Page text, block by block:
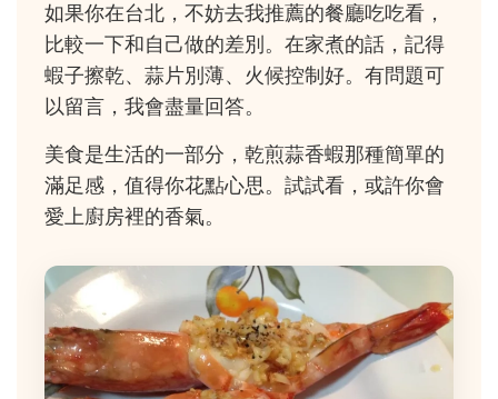
如果你在台北，不妨去我推薦的餐廳吃吃看，
比較一下和自己做的差別。在家煮的話，記得
蝦子擦乾、蒜片別薄、火候控制好。有問題可
以留言，我會盡量回答。
美食是生活的一部分，乾煎蒜香蝦那種簡單的
滿足感，值得你花點心思。試試看，或許你會
愛上廚房裡的香氣。